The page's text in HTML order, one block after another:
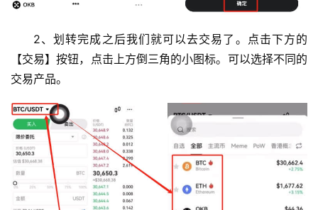
2、划转完成之后我们就可以去交易了。点击下方的
【交易】按钮，点击上方倒三角的小图标。可以选择不同的
交易产品。